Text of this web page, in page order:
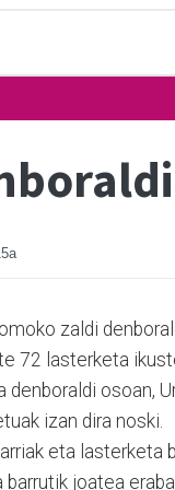
zaldi
72 lasterketa
denboraldi osoan,
izan dira noski.
eta lasterketa
joatea